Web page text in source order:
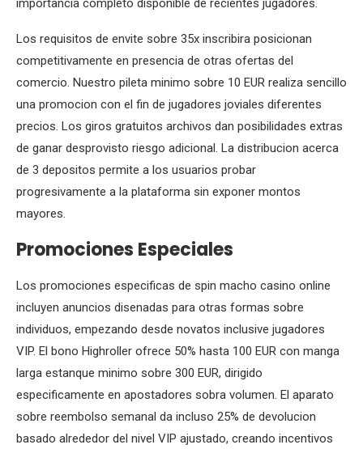
importancia completo disponible de recientes jugadores.
Los requisitos de envite sobre 35x inscribira posicionan
competitivamente en presencia de otras ofertas del
comercio. Nuestro pileta minimo sobre 10 EUR realiza sencillo
una promocion con el fin de jugadores joviales diferentes
precios. Los giros gratuitos archivos dan posibilidades extras
de ganar desprovisto riesgo adicional. La distribucion acerca
de 3 depositos permite a los usuarios probar
progresivamente a la plataforma sin exponer montos
mayores.
Promociones Especiales
Los promociones especificas de spin macho casino online
incluyen anuncios disenadas para otras formas sobre
individuos, empezando desde novatos inclusive jugadores
VIP. El bono Highroller ofrece 50% hasta 100 EUR con manga
larga estanque minimo sobre 300 EUR, dirigido
especificamente en apostadores sobra volumen. El aparato
sobre reembolso semanal da incluso 25% de devolucion
basado alrededor del nivel VIP ajustado, creando incentivos